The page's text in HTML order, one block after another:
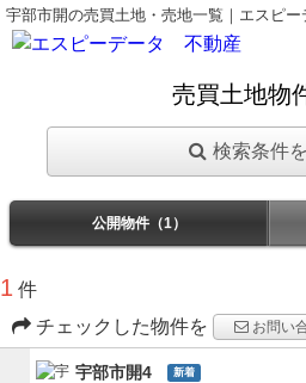
宇部市開の売買土地・売地一覧｜エスピ
売買土地物
検索条件
公開物件（1）
1 件
チェックした物件を
お問い
宇部市開4 新着